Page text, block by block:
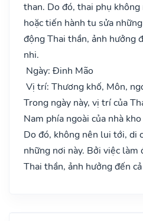
than. Do đó, thai phụ
hoặc tiến hành tu sửa
động Thai thần, ảnh hưởng
nhi.
Ngày: Đinh Mão
Vị trí: Thương khố, Môn,
Trong ngày này, vị trí của
Nam phía ngoài của nhà
Do đó, không nên lui tới, di
những nơi này. Bởi việc
Thai thần, ảnh hưởng đến